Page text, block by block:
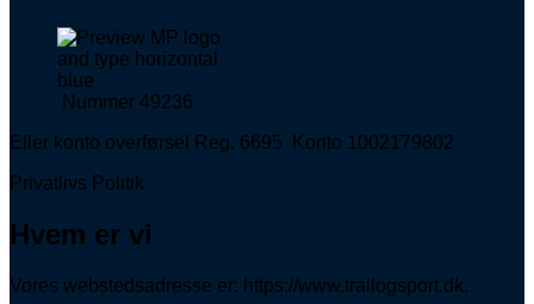
Nummer 49236
Eller konto overførsel Reg. 6695 Konto 1002179802
Privatlivs Politik
Hvem er vi
Vores webstedsadresse er: https://www.trailogsport.dk.